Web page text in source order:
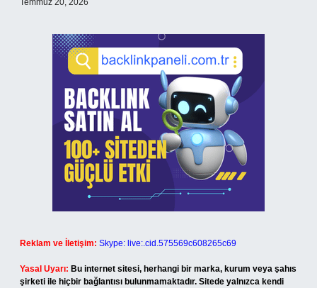
Temmuz 20, 2026
Reklam ve İletişim: Skype: live:.cid.575569c608265c69
Yasal Uyarı: Bu internet sitesi, herhangi bir marka, kurum veya şahıs
şirketi ile hiçbir bağlantısı bulunmamaktadır. Sitede yalnızca kendi